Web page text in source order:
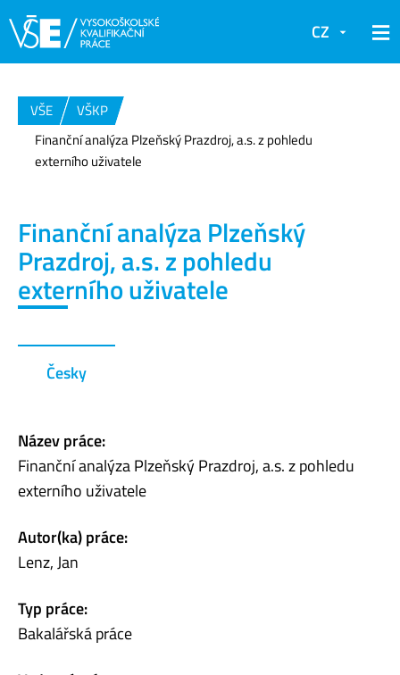
CZ
VŠE
VŠKP
Finanční analýza Plzeňský Prazdroj, a.s. z pohledu
externího uživatele
Finanční analýza Plzeňský
Prazdroj, a.s. z pohledu
externího uživatele
Česky
Název práce:
Finanční analýza Plzeňský Prazdroj, a.s. z pohledu
externího uživatele
Autor(ka) práce:
Lenz, Jan
Typ práce:
Bakalářská práce